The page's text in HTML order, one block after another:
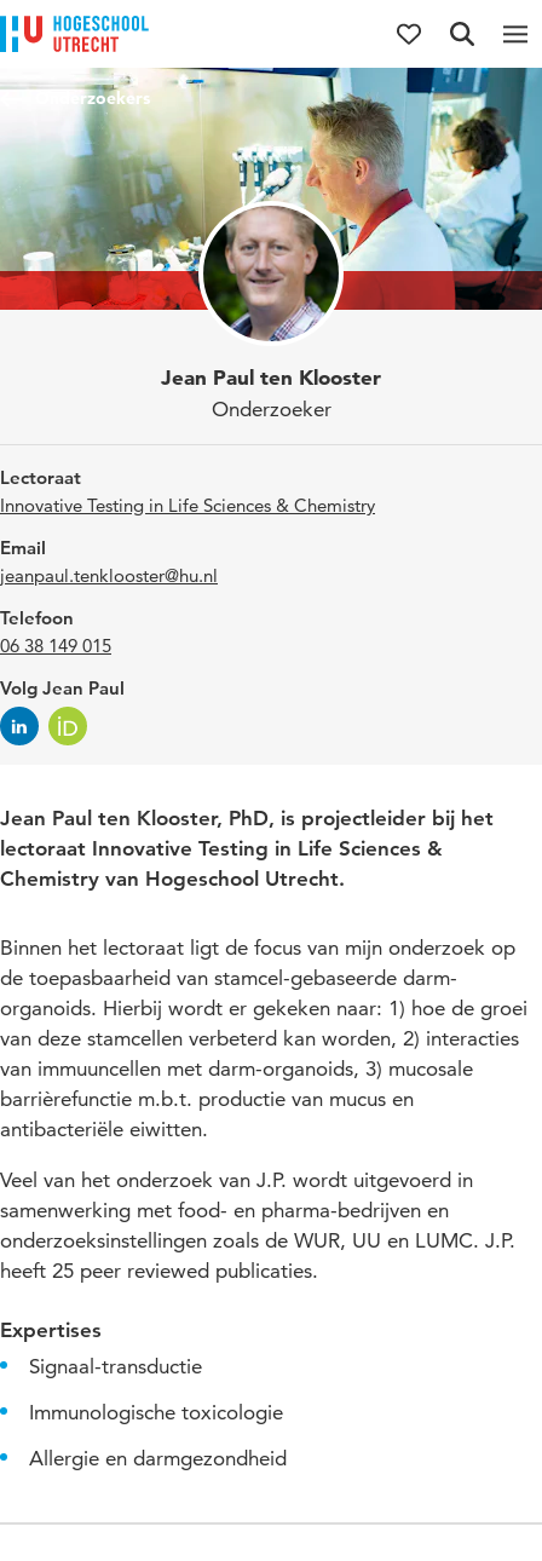
Direct naar de inhoud
Direct naar de hoofdnavigatie
Direct naar de zoekfunctie
Onderzoekers
Jean Paul ten Klooster
Onderzoeker
Lectoraat
Innovative Testing in Life Sciences & Chemistry
Email
jeanpaul.tenklooster@hu.nl
Telefoon
06 38 149 015
Volg Jean Paul
Jean Paul ten Klooster, PhD, is projectleider bij het
lectoraat Innovative Testing in Life Sciences &
Chemistry van Hogeschool Utrecht.
Binnen het lectoraat ligt de focus van mijn onderzoek op
de toepasbaarheid van stamcel-gebaseerde darm-
organoids. Hierbij wordt er gekeken naar: 1) hoe de groei
van deze stamcellen verbeterd kan worden, 2) interacties
van immuuncellen met darm-organoids, 3) mucosale
barrièrefunctie m.b.t. productie van mucus en
antibacteriële eiwitten.
Veel van het onderzoek van J.P. wordt uitgevoerd in
samenwerking met food- en pharma-bedrijven en
onderzoeksinstellingen zoals de WUR, UU en LUMC. J.P.
heeft 25 peer reviewed publicaties.
Expertises
Signaal-transductie
Immunologische toxicologie
Allergie en darmgezondheid